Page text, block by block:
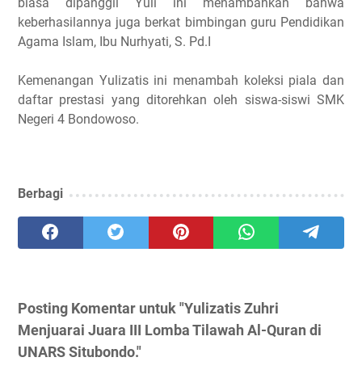
biasa dipanggil Yuli ini menambahkan bahwa
keberhasilannya juga berkat bimbingan guru Pendidikan
Agama Islam, Ibu Nurhyati, S. Pd.I
Kemenangan Yulizatis ini menambah koleksi piala dan
daftar prestasi yang ditorehkan oleh siswa-siswi SMK
Negeri 4 Bondowoso.
Berbagi
Posting Komentar untuk "Yulizatis Zuhri
Menjuarai Juara III Lomba Tilawah Al-Quran di
UNARS Situbondo."